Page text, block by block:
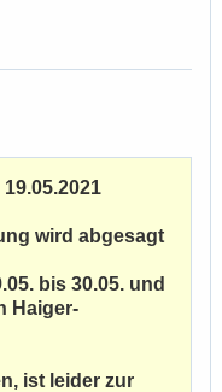
wird abgesagt
bis 30.05. und
Haiger-
ist leider zur